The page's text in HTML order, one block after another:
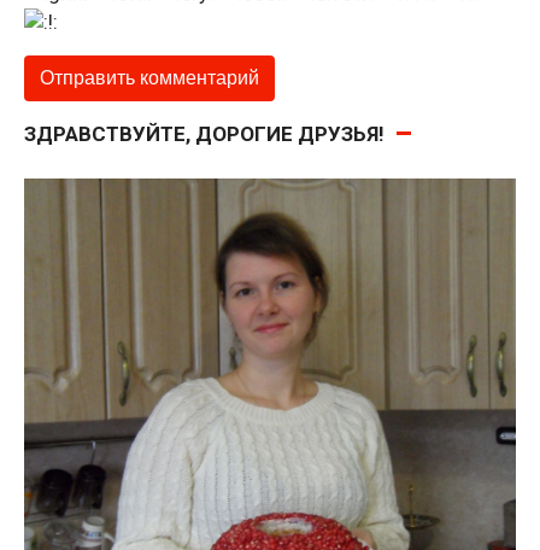
ЗДРАВСТВУЙТЕ, ДОРОГИЕ ДРУЗЬЯ!